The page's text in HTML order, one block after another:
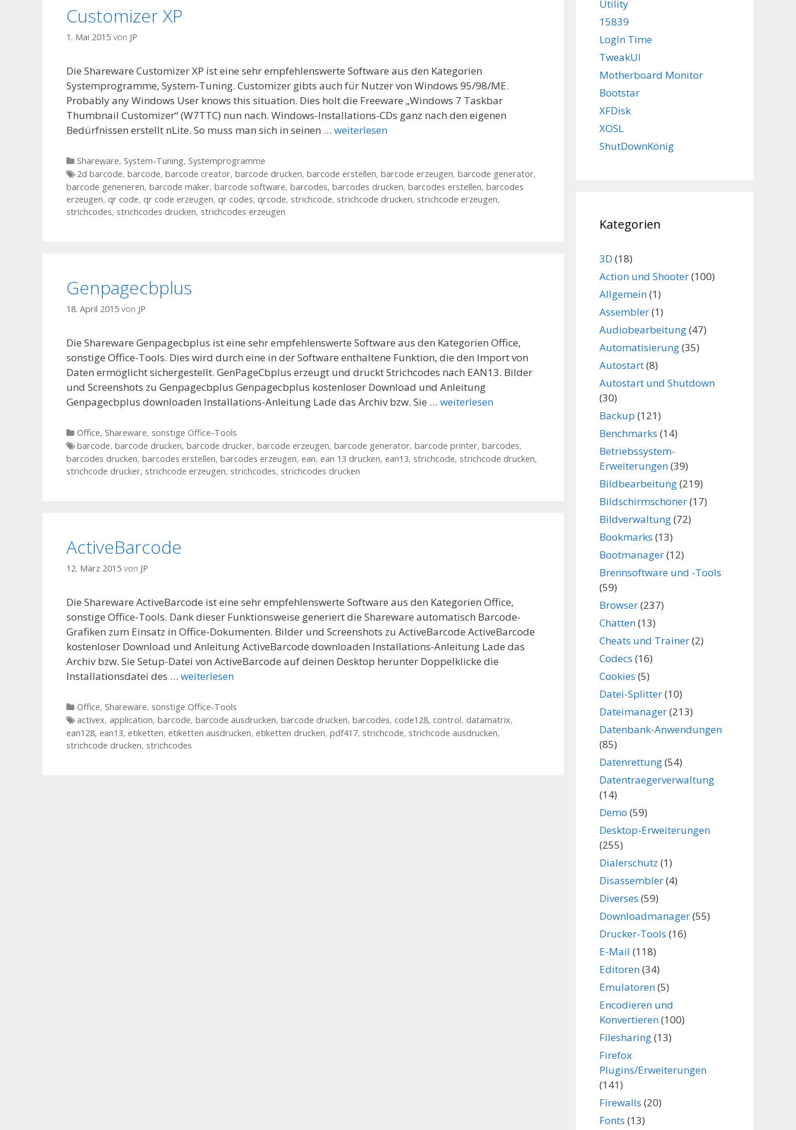
Customizer XP
1. Mai 2015 von JP
Die Shareware Customizer XP ist eine sehr empfehlenswerte Software aus den Kategorien
Systemprogramme, System-Tuning. Customizer gibts auch für Nutzer von Windows 95/98/ME.
Probably any Windows User knows this situation. Dies holt die Freeware „Windows 7 Taskbar
Thumbnail Customizer“ (W7TTC) nun nach. Windows-Installations-CDs ganz nach den eigenen
Bedürfnissen erstellt nLite. So muss man sich in seinen … weiterlesen
Kategorien
Shareware, System-Tuning, Systemprogramme
Tags
2d barcode, barcode, barcode creator, barcode drucken, barcode erstellen, barcode erzeugen, barcode generator,
barcode generieren, barcode maker, barcode software, barcodes, barcodes drucken, barcodes erstellen, barcodes
erzeugen, qr code, qr code erzeugen, qr codes, qrcode, strichcode, strichcode drucken, strichcode erzeugen,
strichcodes, strichcodes drucken, strichcodes erzeugen
Genpagecbplus
18. April 2015 von JP
Die Shareware Genpagecbplus ist eine sehr empfehlenswerte Software aus den Kategorien Office,
sonstige Office-Tools. Dies wird durch eine in der Software enthaltene Funktion, die den Import von
Daten ermöglicht sichergestellt. GenPageCbplus erzeugt und druckt Strichcodes nach EAN13. Bilder
und Screenshots zu Genpagecbplus Genpagecbplus kostenloser Download und Anleitung
Genpagecbplus downloaden Installations-Anleitung Lade das Archiv bzw. Sie … weiterlesen
Kategorien
Office, Shareware, sonstige Office-Tools
Tags
barcode, barcode drucken, barcode drucker, barcode erzeugen, barcode generator, barcode printer, barcodes,
barcodes drucken, barcodes erstellen, barcodes erzeugen, ean, ean 13 drucken, ean13, strichcode, strichcode drucken,
strichcode drucker, strichcode erzeugen, strichcodes, strichcodes drucken
ActiveBarcode
12. März 2015 von JP
Die Shareware ActiveBarcode ist eine sehr empfehlenswerte Software aus den Kategorien Office,
sonstige Office-Tools. Dank dieser Funktionsweise generiert die Shareware automatisch Barcode-
Grafiken zum Einsatz in Office-Dokumenten. Bilder und Screenshots zu ActiveBarcode ActiveBarcode
kostenloser Download und Anleitung ActiveBarcode downloaden Installations-Anleitung Lade das
Archiv bzw. Sie Setup-Datei von ActiveBarcode auf deinen Desktop herunter Doppelklicke die
Installationsdatei des … weiterlesen
Kategorien
Office, Shareware, sonstige Office-Tools
Tags
activex, application, barcode, barcode ausdrucken, barcode drucken, barcodes, code128, control, datamatrix,
ean128, ean13, etiketten, etiketten ausdrucken, etiketten drucken, pdf417, strichcode, strichcode ausdrucken,
strichcode drucken, strichcodes
Utility
15839
LogIn Time
TweakUI
Motherboard Monitor
Bootstar
XFDisk
XOSL
ShutDownKönig
Kategorien
3D (18)
Action und Shooter(100)
Allgemein(1)
Assembler(1)
Audiobearbeitung(47)
Automatisierung(35)
Autostart(8)
Autostart und Shutdown
(30)
Backup (121)
Benchmarks (14)
Betriebssystem-
Erweiterungen(39)
Bildbearbeitung(219)
Bildschirmschoner(17)
Bildverwaltung(72)
Bookmarks (13)
Bootmanager(12)
Brennsoftware und -Tools
(59)
Browser(237)
Chatten(13)
Cheats und Trainer(2)
Codecs (16)
Cookies (5)
Datei-Splitter(10)
Dateimanager(213)
Datenbank-Anwendungen
(85)
Datenrettung(54)
Datentraegerverwaltung
(14)
Demo (59)
Desktop-Erweiterungen
(255)
Dialerschutz (1)
Disassembler(4)
Diverses (59)
Downloadmanager(55)
Drucker-Tools (16)
E-Mail (118)
Editoren(34)
Emulatoren(5)
Encodieren und
Konvertieren(100)
Filesharing(13)
Firefox
Plugins/Erweiterungen
(141)
Firewalls (20)
Fonts (13)